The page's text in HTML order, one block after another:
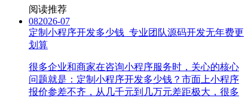
阅读推荐
082026-07
定制小程序开发多少钱_专业团队源码开发无年费更
划算
很多企业和商家在咨询小程序服务时，关心的核心
问题就是：定制小程序开发多少钱？市面上小程序
报价参差不齐，从几千元到几万元差距极大，很多